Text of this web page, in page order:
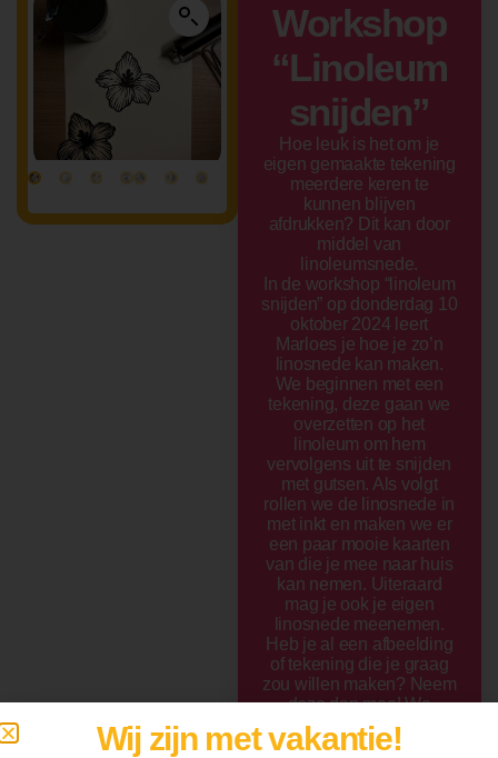
Workshop
“Linoleum
snijden”
Hoe leuk is het om je
eigen gemaakte tekening
meerdere keren te
kunnen blijven
afdrukken? Dit kan door
middel van
linoleumsnede.
In de workshop “linoleum
snijden” op donderdag 10
oktober 2024 leert
Marloes je hoe je zo’n
linosnede kan maken.
We beginnen met een
tekening, deze gaan we
overzetten op het
linoleum om hem
vervolgens uit te snijden
met gutsen. Als volgt
rollen we de linosnede in
met inkt en maken we er
een paar mooie kaarten
van die je mee naar huis
kan nemen. Uiteraard
mag je ook je eigen
linosnede meenemen.
Heb je al een afbeelding
of tekening die je graag
zou willen maken? Neem
deze dan mee! We
werken op linoplaatjes
van 15x20cm.
Wij zijn met vakantie!